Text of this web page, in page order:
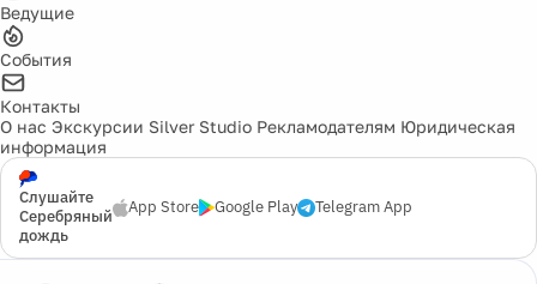
Ведущие
События
Контакты
О нас Экскурсии Silver Studio Рекламодателям Юридическая
информация
Слушайте
Серебряный
дождь
App Store Google Play Telegram App